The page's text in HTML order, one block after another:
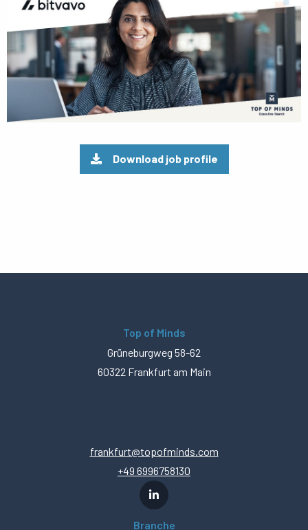
Download job profile
Top of Minds
Grüneburgweg 58-62
60322 Frankfurt am Main
frankfurt@topofminds.com
+49 6996758130
Branche